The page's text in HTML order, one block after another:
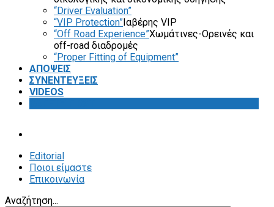
“Driver Evaluation”
“VIP Protection”Ιαβέρης VIP
“Off Road Experience”Χωμάτινες-Ορεινές και
off-road διαδρομές
“Proper Fitting of Equipment”
ΑΠΟΨΕΙΣ
ΣΥΝΕΝΤΕΥΞΕΙΣ
VIDEOS
Editorial
Ποιοι είμαστε
Επικοινωνία
Αναζήτηση...